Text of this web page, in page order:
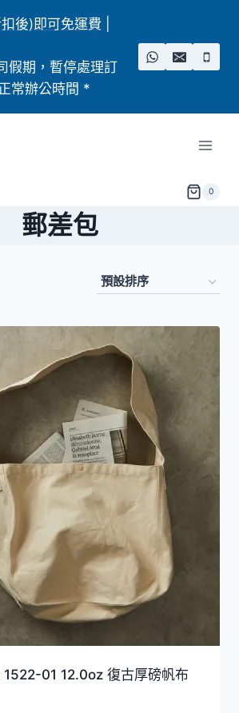
後)即可免運費
假期，暫停處理訂
常辦公時間 *
0
郵差包
01 12.0oz 復古厚磅帆布